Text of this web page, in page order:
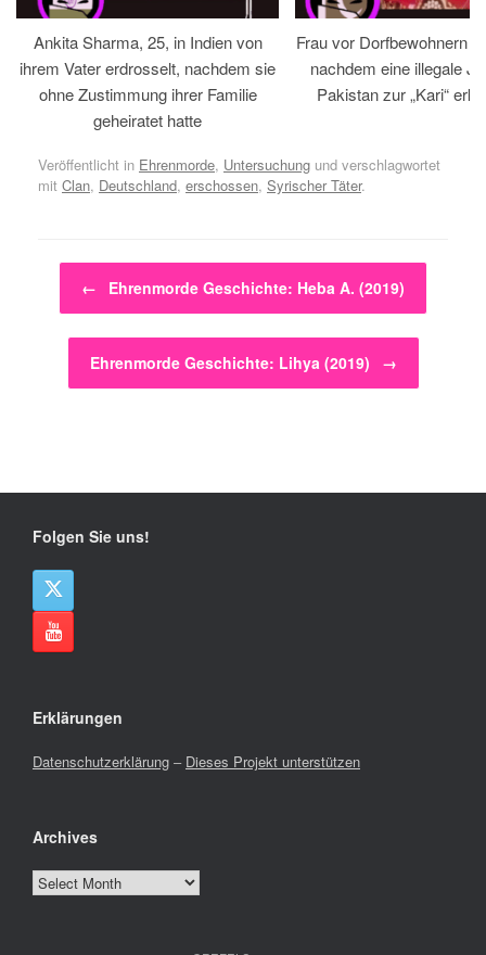
Ankita Sharma, 25, in Indien von
ihrem Vater erdrosselt, nachdem sie
ohne Zustimmung ihrer Familie
geheiratet hatte
Frau vor Dorfbewohnern
nachdem eine illegale
Pakistan zur „Kari“
Veröffentlicht in Ehrenmorde, Untersuchung und verschlagwortet
mit Clan, Deutschland, erschossen, Syrischer Täter.
Beitragsnavigation
← Ehrenmorde Geschichte: Heba A. (2019)
Ehrenmorde Geschichte: Lihya (2019) →
Folgen Sie uns!
Erklärungen
Datenschutzerklärung – Dieses Projekt unterstützen
Archives
Archives